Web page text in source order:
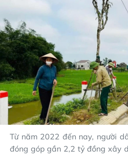
Từ năm 2022 đến nay, người
đóng góp gần 2,2 tỷ đồng xây